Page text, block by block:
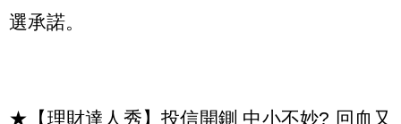
選承諾。
★【理財達人秀】投信開鍘 中小不妙? 回血又